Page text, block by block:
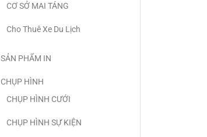
CƠ SỞ MAI TÁNG
Cho Thuê Xe Du Lịch
SẢN PHẨM IN
CHỤP HÌNH
CHỤP HÌNH CƯỚI
CHỤP HÌNH SỰ KIỆN